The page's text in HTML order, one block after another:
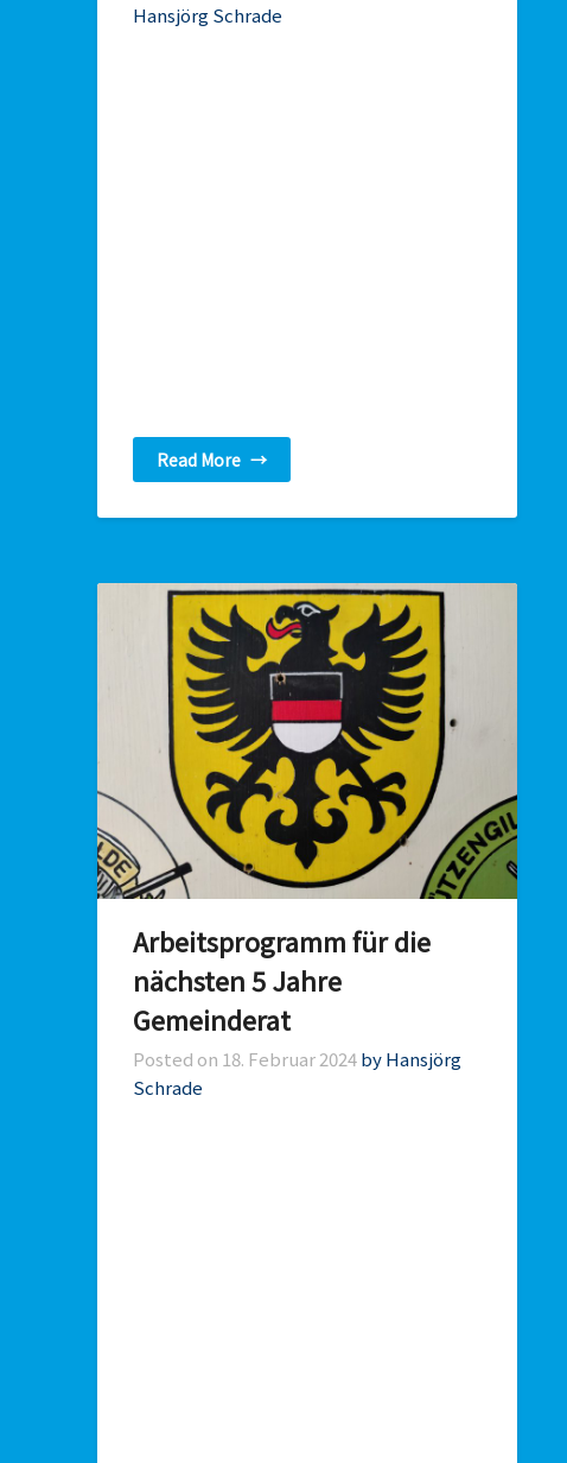
Hansjörg Schrade
Read More →
Arbeitsprogramm für die
nächsten 5 Jahre
Gemeinderat
Posted on 18. Februar 2024by Hansjörg
Schrade